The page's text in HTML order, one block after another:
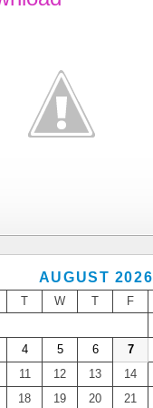
AUGUST 2026
T W T F
4 5 6 7
11 12 13 14
18 19 20 21